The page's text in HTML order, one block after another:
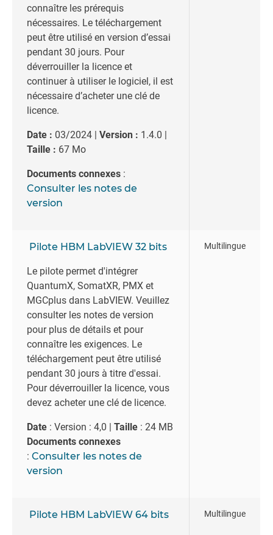
connaître les prérequis
nécessaires. Le téléchargement
peut être utilisé en version d’essai
pendant 30 jours. Pour
déverrouiller la licence et
continuer à utiliser le logiciel, il est
nécessaire d’acheter une clé de
licence.
Date : 03/2024 | Version : 1.4.0 |
Taille : 67 Mo
Documents connexes :
Consulter les notes de
version
Pilote HBM LabVIEW 32 bits
Le pilote permet d'intégrer
QuantumX, SomatXR, PMX et
MGCplus dans LabVIEW. Veuillez
consulter les notes de version
pour plus de détails et pour
connaître les exigences. Le
téléchargement peut être utilisé
pendant 30 jours à titre d'essai.
Pour déverrouiller la licence, vous
devez acheter une clé de licence.
Date : Version : 4,0 | Taille : 24 MB
Documents connexes
: Consulter les notes de
version
Multilingue
Pilote HBM LabVIEW 64 bits Multilingue